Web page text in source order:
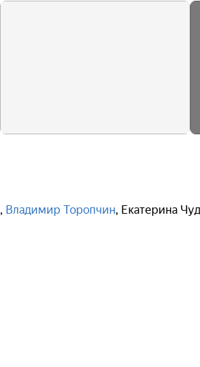
, Владимир Торопчин, Екатерина